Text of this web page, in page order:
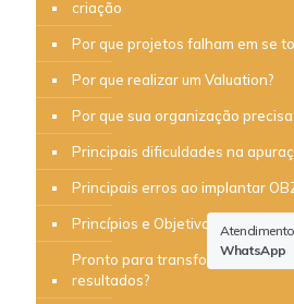
criação
Por que projetos falham em se
Por que realizar um Valuation?
Por que sua organização precisa
Principais dificuldades na
Principais erros ao implantar
Princípios e Objetivos do
Pronto para transformar sua
resultados?
WhatsApp